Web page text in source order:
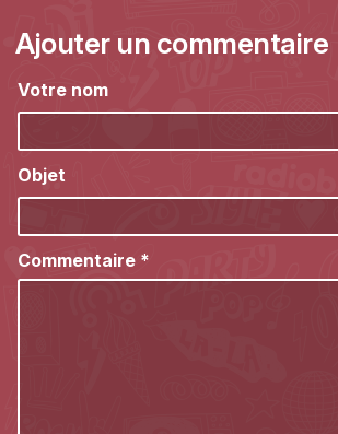
Ajouter un commentaire
Votre nom
Objet
Commentaire *